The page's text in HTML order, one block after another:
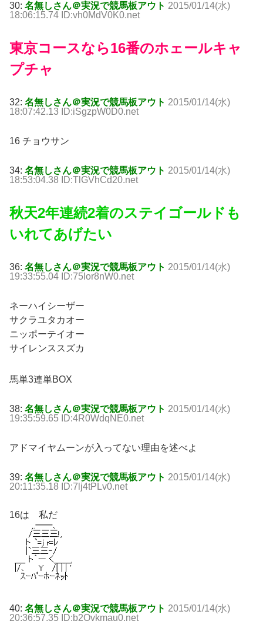
30: 名無しさん＠実況で競馬板アウト 2015/01/14(水)
18:06:15.74 ID:vh0MdV0K0.net
東京コースなら16番のホェールキャ
プチャ
32: 名無しさん＠実況で競馬板アウト 2015/01/14(水)
18:07:42.13 ID:iSgzpW0D0.net
16 チョウサン
34: 名無しさん＠実況で競馬板アウト 2015/01/14(水)
18:53:04.38 ID:TlGVhCd20.net
秋天2年連続2着のステイゴールドも
いれてあげたい
36: 名無しさん＠実況で競馬板アウト 2015/01/14(水)
19:33:55.04 ID:75lor8nW0.net
ネーハイシーザー
サクラユタカオー
ニッポーテイオー
サイレンススズカ
馬単3連単BOX
38: 名無しさん＠実況で競馬板アウト 2015/01/14(水)
19:35:59.65 ID:4R0WdqNE0.net
アドマイヤムーンが入ってない理由を述べよ
39: 名無しさん＠実況で競馬板アウト 2015/01/14(水)
20:11:35.18 ID:7lj4tPLv0.net
16は 私だ
40: 名無しさん＠実況で競馬板アウト 2015/01/14(水)
20:36:57.35 ID:b2Ovkmau0.net